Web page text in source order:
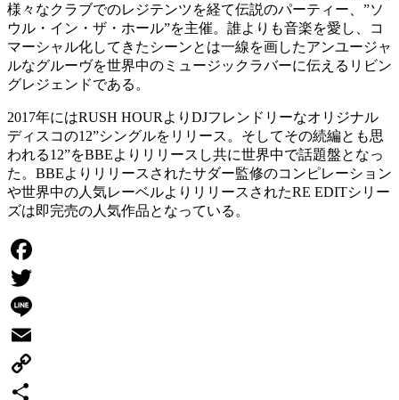
様々なクラブでのレジテンツを経て伝説のパーティー、”ソ
ウル・イン・ザ・ホール”を主催。誰よりも音楽を愛し、コ
マーシャル化してきたシーンとは一線を画したアンユージャ
ルなグルーヴを世界中のミュージックラバーに伝えるリビン
グレジェンドである。
2017年にはRUSH HOURよりDJフレンドリーなオリジナル
ディスコの12”シングルをリリース。そしてその続編とも思
われる12”をBBEよりリリースし共に世界中で話題盤となっ
た。BBEよりリリースされたサダー監修のコンピレーション
や世界中の人気レーベルよりリリースされたRE EDITシリー
ズは即完売の人気作品となっている。
Facebook
Twitter
Line
Email
Copy